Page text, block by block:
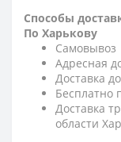
Способы
По Харькову
Самовывоз
Адресная
Доставка
Бесплатно
Доставка
области